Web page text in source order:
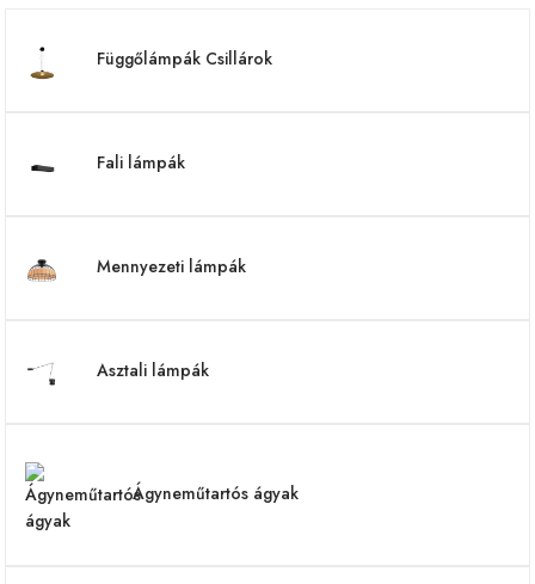
Függőlámpák Csillárok
Fali lámpák
Mennyezeti lámpák
Asztali lámpák
Ágyneműtartós ágyak